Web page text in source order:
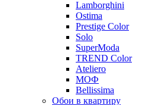
Lamborghini
Ostima
Prestige Color
Solo
SuperModa
TREND Color
Ateliero
МОФ
Bellissima
Обои в квартиру